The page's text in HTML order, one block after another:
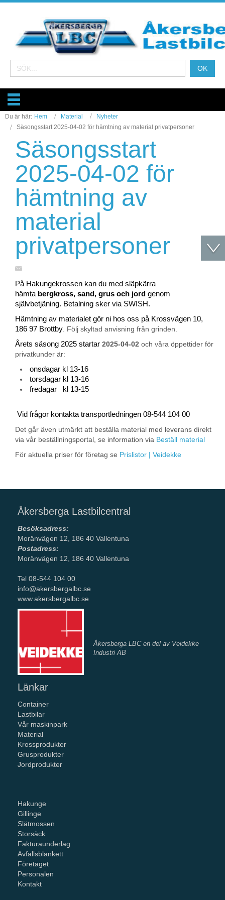
Du är här: Hem Material
Nyheter
Säsongsstart 2025-04-02 för hämtning av material privatpersoner
Säsongsstart
2025-04-02 för
hämtning av
material
privatpersoner
På Hakungekrossen kan du med släpkärra
hämta bergkross, sand, grus och jord genom
självbetjäning. Betalning sker via SWISH.
Hämtning av materialet gör ni hos oss på Krossvägen 10,
186 97 Brottby . Följ skyltad anvisning från grinden.
Årets säsong 2025 startar 2025-04-02 och våra öppettider för
privatkunder är:
onsdagar kl 13-16
torsdagar kl 13-16
fredagar kl 13-15
Vid frågor kontakta transportledningen 08-544 104 00
Det går även utmärkt att beställa material med leverans direkt
via vår beställningsportal, se information via Beställ material
För aktuella priser för företag se Prislistor | Veidekke
Åkersberga Lastbilcentral
Besöksadress:
Moränvägen 12, 186 40 Vallentuna
Postadress:
Moränvägen 12, 186 40 Vallentuna
Tel 08-544 104 00
info@akersbergalbc.se
www.akersbergalbc.se
Åkersberga LBC en del av Veidekke
Industri AB
Länkar
Container
Lastbilar
Vår maskinpark
Material
Krossprodukter
Grusprodukter
Jordprodukter
Hakunge
Gillinge
Slätmossen
Storsäck
Fakturaunderlag
Avfallsblankett
Företaget
Personalen
Kontakt